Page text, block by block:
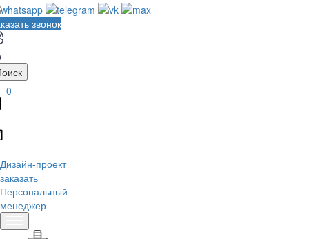
звонок
0
Дизайн-проект
заказать
Персональный
менеджер